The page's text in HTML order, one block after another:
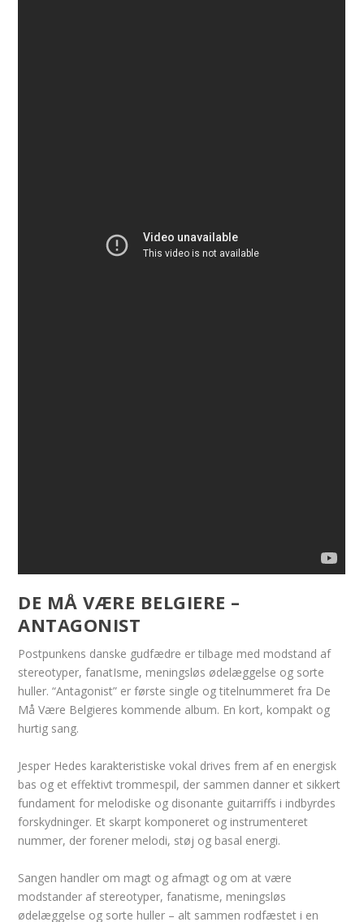
DE MÅ VÆRE BELGIERE –
ANTAGONIST
Postpunkens danske gudfædre er tilbage med modstand af
stereotyper, fanatIsme, meningsløs ødelæggelse og sorte
huller. “Antagonist” er første single og titelnummeret fra De
Må Være Belgieres kommende album. En kort, kompakt og
hurtig sang.
Jesper Hedes karakteristiske vokal drives frem af en energisk
bas og et effektivt trommespil, der sammen danner et sikkert
fundament for melodiske og disonante guitarriffs i indbyrdes
forskydninger. Et skarpt komponeret og instrumenteret
nummer, der forener melodi, støj og basal energi.
Sangen handler om magt og afmagt og om at være
modstander af stereotyper, fanatisme, meningsløs
ødelæggelse og sorte huller – alt sammen rodfæstet i en